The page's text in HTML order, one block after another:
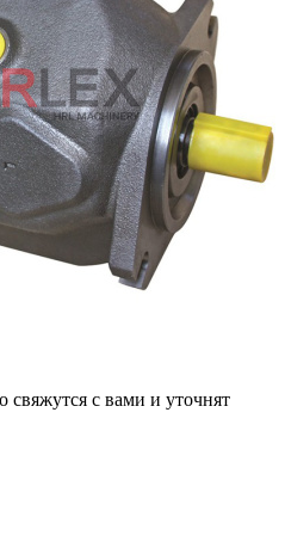
с вами и уточнят